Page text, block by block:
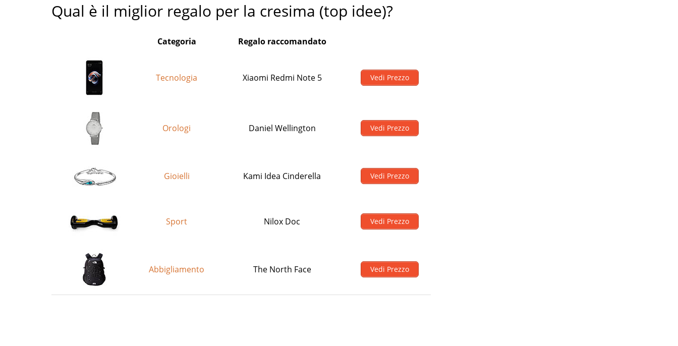
Qual è il miglior regalo per la cresima (top idee)?
Categoria Regalo raccomandato
Tecnologia Xiaomi Redmi Note 5 Vedi Prezzo
Orologi Daniel Wellington Vedi Prezzo
Gioielli Kami Idea Cinderella Vedi Prezzo
Sport Nilox Doc Vedi Prezzo
Abbigliamento The North Face Vedi Prezzo